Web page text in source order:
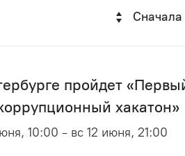
пройдет
хакатон»
10:00 - вс 12 июня, 21:00